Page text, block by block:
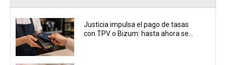
Justicia impulsa el pago de tasas
con TPV o Bizum: hasta ahora se...